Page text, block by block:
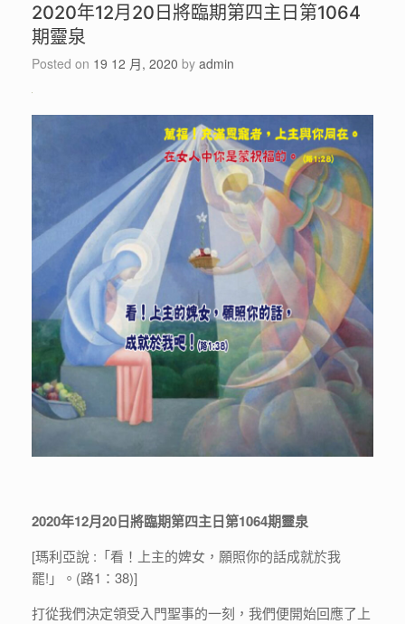
2020年12月20日將臨期第四主日第1064
期靈泉
Posted on 19 12 月, 2020 by admin
2020年12月20日將臨期第四主日第1064期靈泉
[瑪利亞說 :「看！上主的婢女，願照你的話成就於我
罷!」。(路1：38)]
打從我們決定領受入門聖事的一刻，我們便開始回應了上